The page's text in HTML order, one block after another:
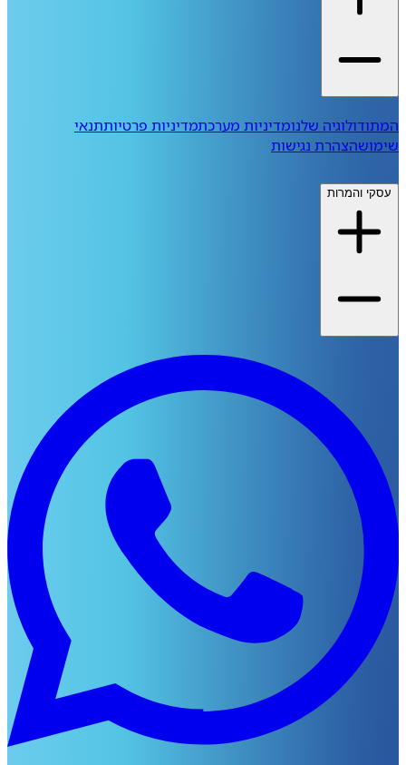
המתודולוגיה שלנומדיניות מערכתמדיניות פרטיותתנאי
שימושהצהרת נגישות
עסקי והמרות